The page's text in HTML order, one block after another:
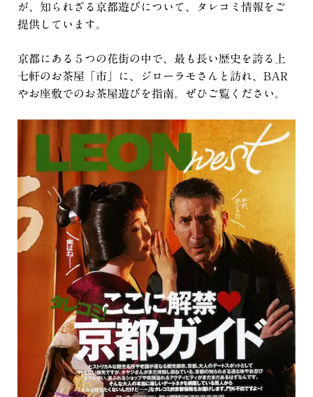
が、知られざる京都遊びについて、タレコミ情報をご
提供しています。
京都にある５つの花街の中で、最も長い歴史を誇る上
七軒のお茶屋「市」に、ジローラモさんと訪れ、BAR
やお座敷でのお茶屋遊びを指南。ぜひご覧ください。